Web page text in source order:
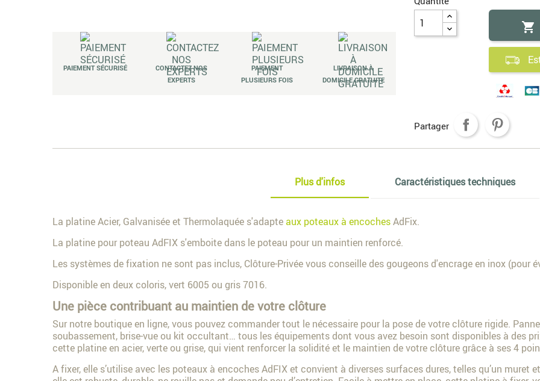
PAIEMENT SÉCURISÉ
CONTACTEZ NOS
EXPERTS
PAIEMENT
PLUSIEURS FOIS
LIVRAISON À
DOMICILE GRATUITE

Partager
Plus d'infos Caractéristiques techniques
La platine Acier, Galvanisée et Thermolaquée s'adapteaux poteaux à encochesAdFix.
La platine pour poteau AdFIX s'emboite dans le poteau pour un maintien renforcé.
Les systèmes de fixation ne sont pas inclus, Clôture-Privée vous conseille des gougeons d'encrage en inox (pour
Disponible en deux coloris, vert 6005 ou gris 7016.
Une pièce contribuant au maintien de votre clôture
Sur notre boutique en ligne, vous pouvez commander tout le nécessaire pour la pose de votre clôture rigide.
soubassement, brise-vue ou kit occultant… tous les équipements dont vous avez besoin sont disponibles à des
cette platine en acier, verte ou grise, qui vient renforcer la solidité et le maintien de votre clôture grâce à ses 4
A fixer, elle s’utilise avec les poteaux à encoches AdFIX et convient à diverses surfaces dures, telles qu’un muret